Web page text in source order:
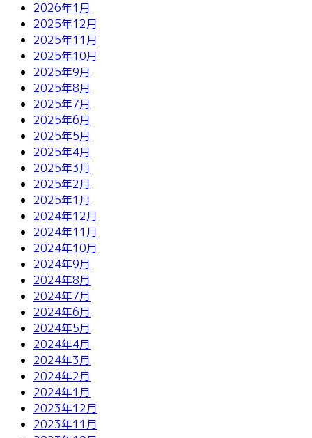
2026年1月
2025年12月
2025年11月
2025年10月
2025年9月
2025年8月
2025年7月
2025年6月
2025年5月
2025年4月
2025年3月
2025年2月
2025年1月
2024年12月
2024年11月
2024年10月
2024年9月
2024年8月
2024年7月
2024年6月
2024年5月
2024年4月
2024年3月
2024年2月
2024年1月
2023年12月
2023年11月